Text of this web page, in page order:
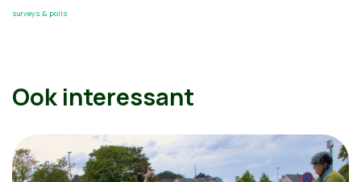
surveys & polls
Ook interessant